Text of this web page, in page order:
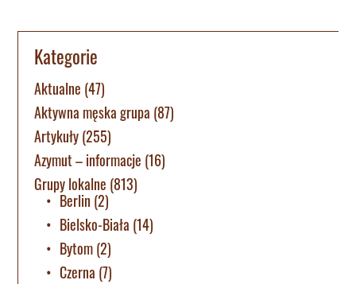
Kategorie
Aktualne (47)
Aktywna męska grupa (87)
Artykuły(255)
Azymut – informacje (16)
Grupy lokalne (813)
Berlin (2)
Bielsko-Biała (14)
Bytom(2)
Czerna (7)